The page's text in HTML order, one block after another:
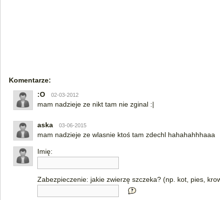
Komentarze:
:O
02-03-2012
mam nadzieje ze nikt tam nie zginal :|
aska 03-06-2015
mam nadzieje ze wlasnie ktoś tam zdechl hahahahhhaaa
Imię:
Zabezpieczenie: jakie zwierzę szczeka? (np. kot, pies,